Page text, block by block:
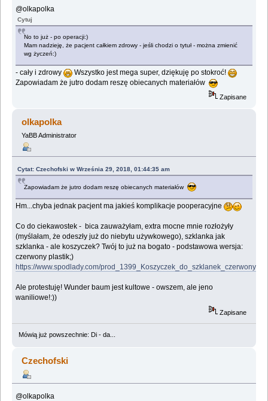
@olkapolka
Cytuj
No to już - po operacji:)
Mam nadzieję, że pacjent całkiem zdrowy - jeśli chodzi o tytuł - można zmienić
wg życzeń:)
- cały i zdrowy
Wszystko jest mega super, dziękuję po stokroć!
Zapowiadam że jutro dodam reszę obiecanych materiałów
Zapisane
olkapolka
YaBB Administrator
Cytat: Czechofski w Września 29, 2018, 01:44:35 am
Zapowiadam że jutro dodam reszę obiecanych materiałów
Hm...chyba jednak pacjent ma jakieś komplikacje pooperacyjne
Co do ciekawostek - bica zauważyłam, extra mocne mnie rozłożyły
(myślałam, że odeszły już do niebytu używkowego), szklanka jak
szklanka - ale koszyczek? Twój to już na bogato - podstawowa wersja:
czerwony plastik;)
https://www.spodlady.com/
Ale protestuję! Wunder baum jest kultowe - owszem, ale jeno
waniliowe!:))
Zapisane
Mówią już powszechnie: Di - da...
Czechofski
@olkapolka